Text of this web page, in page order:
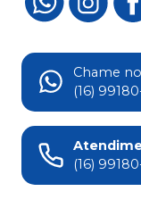
Chame no
(16)
(16)